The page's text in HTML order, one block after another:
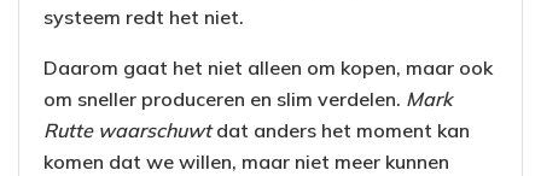
systeem redt het niet.
Daarom gaat het niet alleen om kopen, maar ook
om sneller produceren en slim verdelen. Mark
Rutte waarschuwtdat anders het moment kan
komen dat we willen, maar niet meer kunnen